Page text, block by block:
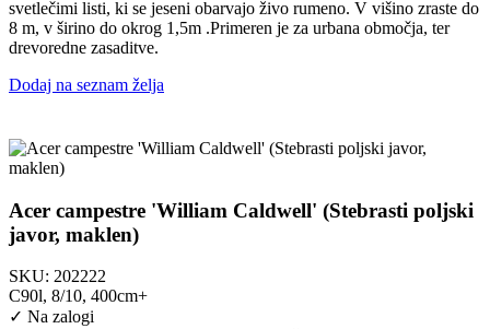
180,00 €
do
230,00 €
svetlečimi listi, ki se jeseni obarvajo živo rumeno. V višino zraste do
8 m, v širino do okrog 1,5m .Primeren je za urbana območja, ter
drevoredne zasaditve.
Dodaj na seznam želja
Acer campestre 'William Caldwell' (Stebrasti poljski
javor, maklen)
SKU: 202222
C90l, 8/10, 400cm+
✓ Na zalogi